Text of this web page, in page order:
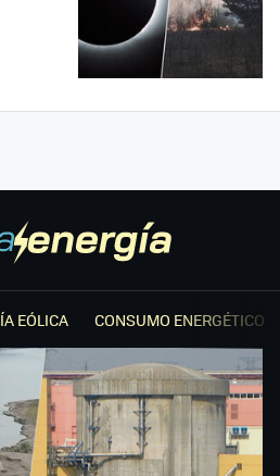
EÓLICA CONSUMO ENERGÉTICO